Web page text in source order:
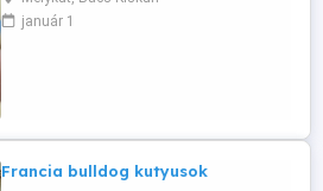
kiskutya új szerető családjához költözne!
Szülők a helyszínen megtekinthetőek!
január 1
Francia bulldog kutyusok